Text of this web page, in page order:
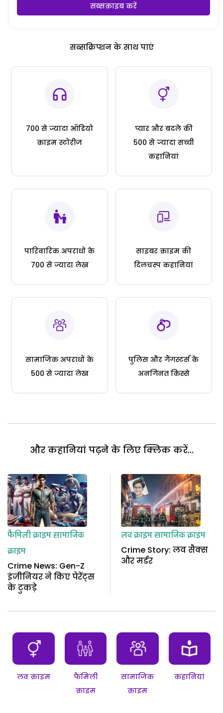
सब्सक्राइब करें
सब्सक्रिप्शन के साथ पाएं
700 से ज्यादा ऑडियो
क्राइम स्टोरीज
प्यार और बदले की
500 से ज्यादा सच्ची
कहानियां
पारिवारिक अपराधों के
700 से ज्यादा लेख
साइबर क्राइम की
दिलचस्प कहानियां
सामाजिक अपराधों के
500 से ज्यादा लेख
पुलिस और गैंगस्टर्स के
अनगिनत किस्से
और कहानियां पढ़ने के लिए क्लिक करें...
फैमिली क्राइमसामाजिक
क्राइम
Crime News: Gen-Z
इंजीनियर ने किए पेरेंट्स
के टुकड़े
लव क्राइमसामाजिक क्राइम
Crime Story: लव सैक्स
और मर्डर
लव क्राइम
फैमिली
क्राइम
सामाजिक
क्राइम
कहानियां